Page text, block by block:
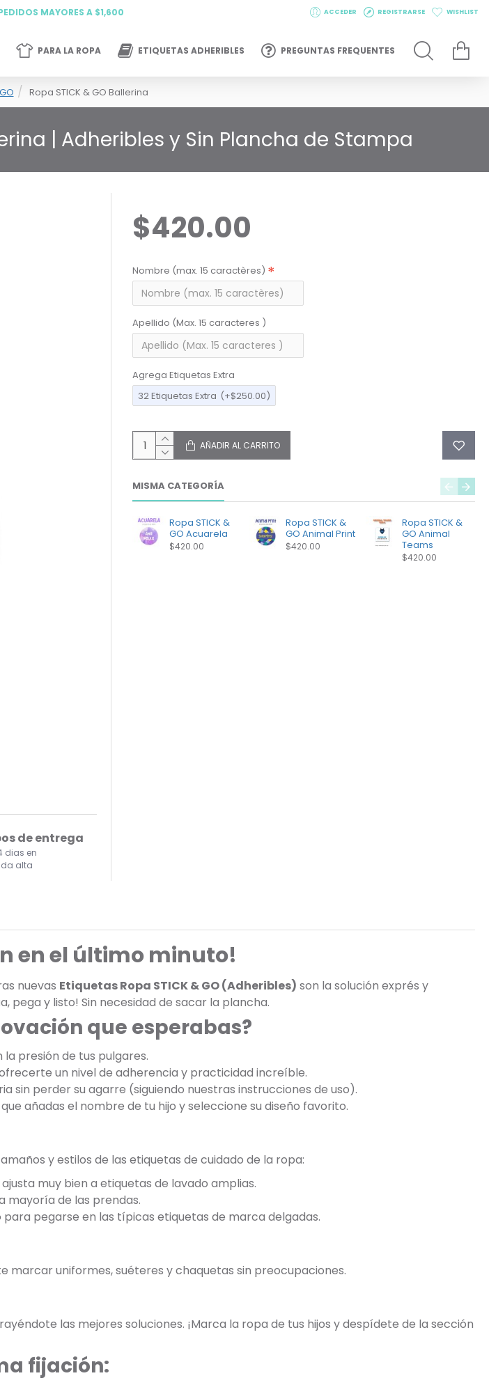
MAYORES A $1,600 ACCEDER REGISTRARSE WISHLIST
PARA LA ROPA ETIQUETAS ADHERIBLES PREGUNTAS FREQUENTES
Ropa STICK & GO Ballerina
| Adheribles y Sin Plancha de Stampa
de entrega
dias en
alta
$420.00
Nombre (max. 15 caractères)
Apellido (Max. 15 caracteres )
Agrega Etiquetas Extra
32 Etiquetas Extra (+$250.00)
AÑADIR AL CARRITO
MISMA CATEGORÍA
Ropa STICK &
GO Acuarela
$420.00
Ropa STICK &
GO Animal Print
$420.00
Ropa STICK &
GO Animal
Teams
$420.00
en el último minuto!
nuevas Etiquetas Ropa STICK & GO (Adheribles) son la solución exprés y
pega y listo! Sin necesidad de sacar la plancha.
que esperabas?
presión de tus pulgares.
un nivel de adherencia y practicidad increíble.
sin perder su agarre (siguiendo nuestras instrucciones de uso).
añadas el nombre de tu hijo y seleccione su diseño favorito.
y estilos de las etiquetas de cuidado de la ropa:
muy bien a etiquetas de lavado amplias.
mayoría de las prendas.
pegarse en las típicas etiquetas de marca delgadas.
marcar uniformes, suéteres y chaquetas sin preocupaciones.
las mejores soluciones. ¡Marca la ropa de tus hijos y despídete de la sección
fijación: